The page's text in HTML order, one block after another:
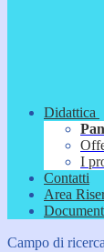
Didattica
I
Contatti
Area
Campo di